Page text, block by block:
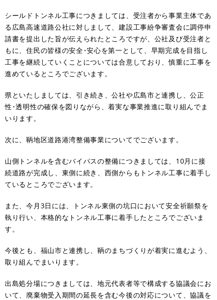
シールドトンネル工事につきましては、受注者から事業主体であ
る広島高速道路公社に対しまして、建設工事紛争審査会に調停申
請書を提出した旨が伝えられたところですが、公社及び受注者と
もに、住民の皆様の安全･安心を第一として、早期完成を目指し
工事を継続していくことについては合意しており、慎重に工事を
進めているところでございます。
県といたしましては、引き続き、公社や広島市と連携し、公正
性･透明性の確保を図りながら、着実な事業推進に取り組んでま
いります。
次に、鞆地区道路港湾整備事業についてでございます。
山側トンネルを含むバイパスの整備につきましては、10月に接
続道路が完成し、東側に続き、西側からもトンネル工事に着手し
ているところでございます。
また、今月3日には、トンネル東側の坑口において安全祈願祭を
執り行い、本格的なトンネル工事に着手したところでございま
す。
今後とも、福山市と連携し、鞆のまちづくりが着実に進むよう、
取り組んでまいります。
出島処分場につきましては、地元代表者等で構成する協議会にお
いて、廃棄物受入期間の延長を含む今後の対応について、協議を